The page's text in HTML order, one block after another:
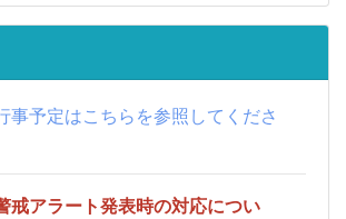
事予定はこちらを参照してくださ
戒アラート発表時の対応につい